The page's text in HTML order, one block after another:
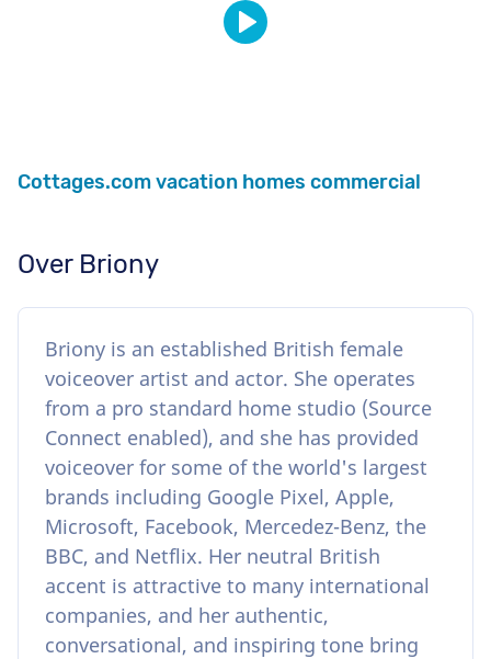
Cottages.com vacation homes commercial
Over Briony
Briony is an established British female
voiceover artist and actor. She operates
from a pro standard home studio (Source
Connect enabled), and she has provided
voiceover for some of the world's largest
brands including Google Pixel, Apple,
Microsoft, Facebook, Mercedez-Benz, the
BBC, and Netflix. Her neutral British
accent is attractive to many international
companies, and her authentic,
conversational, and inspiring tone bring